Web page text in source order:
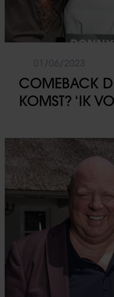
COMEBACK
KOMST? ‘IK